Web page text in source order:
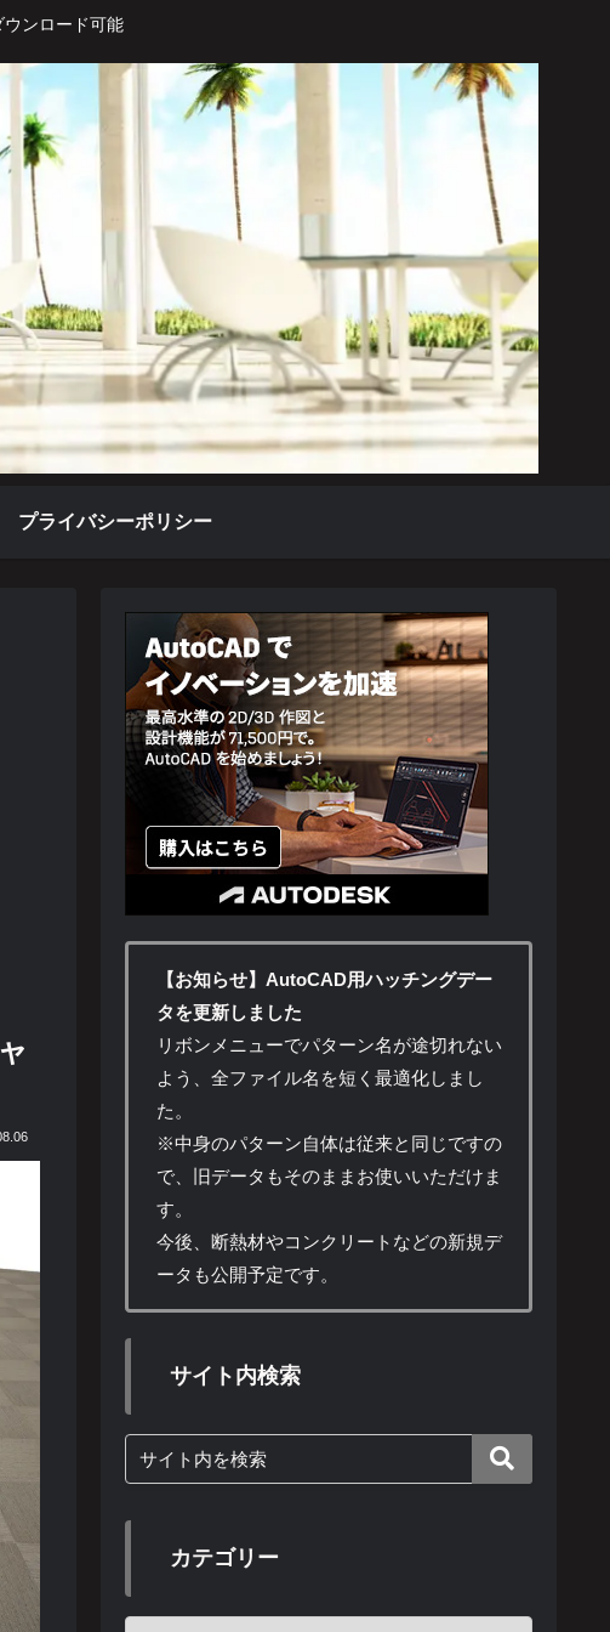
ウンロード可能
プライバシーポリシー
【お知らせ】AutoCAD用ハッチングデー
タを更新しました
リボンメニューでパターン名が途切れない
よう、全ファイル名を短く最適化しまし
た。
※中身のパターン自体は従来と同じですの
で、旧データもそのままお使いいただけま
す。
今後、断熱材やコンクリートなどの新規デ
ータも公開予定です。
サイト内検索
カテゴリー